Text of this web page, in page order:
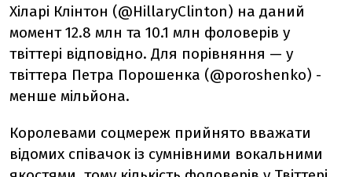
Хіларі Клінтон (@HillaryClinton) на даний
момент 12.8 млн та 10.1 млн фоловерів у
твіттері відповідно. Для порівняння — у
твіттера Петра Порошенка (@poroshenko) -
менше мільйона.
Королевами соцмереж прийнято вважати
відомих співачок із сумнівними вокальними